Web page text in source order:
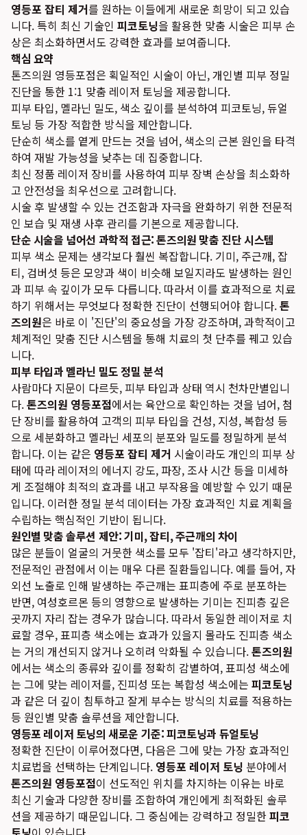
영등포 잡티 제거를 원하는 이들에게 새로운 희망이 되고 있습
니다. 특히 최신 기술인 피코토닝을 활용한 맞춤 시술은 피부 손
상은 최소화하면서도 강력한 효과를 보여줍니다.
핵심 요약
톤즈의원 영등포점은 획일적인 시술이 아닌, 개인별 피부 정밀
진단을 통한 1:1 맞춤 레이저 토닝을 제공합니다.
피부 타입, 멜라닌 밀도, 색소 깊이를 분석하여 피코토닝, 듀얼
토닝 등 가장 적합한 방식을 제안합니다.
단순히 색소를 옅게 만드는 것을 넘어, 색소의 근본 원인을 타격
하여 재발 가능성을 낮추는 데 집중합니다.
최신 정품 레이저 장비를 사용하여 피부 장벽 손상을 최소화하
고 안전성을 최우선으로 고려합니다.
시술 후 발생할 수 있는 건조함과 자극을 완화하기 위한 전문적
인 보습 및 재생 사후 관리를 기본으로 제공합니다.
단순 시술을 넘어선 과학적 접근: 톤즈의원 맞춤 진단 시스템
피부 색소 문제는 생각보다 훨씬 복잡합니다. 기미, 주근깨, 잡
티, 검버섯 등은 모양과 색이 비슷해 보일지라도 발생하는 원인
과 피부 속 깊이가 모두 다릅니다. 따라서 이를 효과적으로 치료
하기 위해서는 무엇보다 정확한 진단이 선행되어야 합니다.톤
즈의원은 바로 이 '진단'의 중요성을 가장 강조하며, 과학적이고
체계적인 맞춤 진단 시스템을 통해 치료의 첫 단추를 꿰고 있습
니다.
피부 타입과 멜라닌 밀도 정밀 분석
사람마다 지문이 다르듯, 피부 타입과 상태 역시 천차만별입니
다.톤즈의원 영등포점에서는 육안으로 확인하는 것을 넘어, 첨
단 장비를 활용하여 고객의 피부 타입을 건성, 지성, 복합성 등
으로 세분화하고 멜라닌 세포의 분포와 밀도를 정밀하게 분석
합니다. 이는 같은 영등포 잡티 제거 시술이라도 개인의 피부 상
태에 따라 레이저의 에너지 강도, 파장, 조사 시간 등을 미세하
게 조절해야 최적의 효과를 내고 부작용을 예방할 수 있기 때문
입니다. 이러한 정밀 분석 데이터는 가장 효과적인 치료 계획을
수립하는 핵심적인 기반이 됩니다.
원인별 맞춤 솔루션 제안: 기미, 잡티, 주근깨의 차이
많은 분들이 얼굴의 거뭇한 색소를 모두 '잡티'라고 생각하지만,
전문적인 관점에서 이는 매우 다른 질환들입니다. 예를 들어, 자
외선 노출로 인해 발생하는 주근깨는 표피층에 주로 분포하는
반면, 여성호르몬 등의 영향으로 발생하는 기미는 진피층 깊은
곳까지 자리 잡는 경우가 많습니다. 따라서 동일한 레이저로 치
료할 경우, 표피층 색소에는 효과가 있을지 몰라도 진피층 색소
는 거의 개선되지 않거나 오히려 악화될 수 있습니다.톤즈의원
에서는 색소의 종류와 깊이를 정확히 감별하여, 표피성 색소에
는 그에 맞는 레이저를, 진피성 또는 복합성 색소에는 피코토닝
과 같은 더 깊이 침투하고 잘게 부수는 방식의 치료를 적용하는
등 원인별 맞춤 솔루션을 제안합니다.
영등포 레이저 토닝의 새로운 기준: 피코토닝과 듀얼토닝
정확한 진단이 이루어졌다면, 다음은 그에 맞는 가장 효과적인
치료법을 선택하는 단계입니다. 영등포 레이저 토닝 분야에서
톤즈의원 영등포점이 선도적인 위치를 차지하는 이유는 바로
최신 기술과 다양한 장비를 조합하여 개인에게 최적화된 솔루
션을 제공하기 때문입니다. 그 중심에는 강력하고 정밀한피코